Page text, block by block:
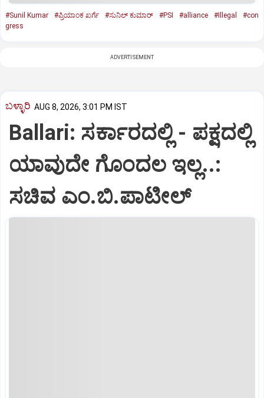
#Sunil Kumar #ಪ್ರಿಯಾಂಕ ಖರ್ಗೆ #ಸುನಿಲ್‌ ಕುಮಾರ್‌ #PSI #alliance #Illegal
#con
gress
ADVERTISEMENT
ಬಳ್ಳಾರಿ AUG 8, 2026, 3:01 PM IST
Ballari: ಸರ್ಕಾರದಲ್ಲಿ - ಪಕ್ಷದಲ್ಲಿ
ಯಾವುದೇ ಗೊಂದಲ ಇಲ್ಲ..:
ಸಚಿವ ಎಂ.ಬಿ.ಪಾಟೀಲ್